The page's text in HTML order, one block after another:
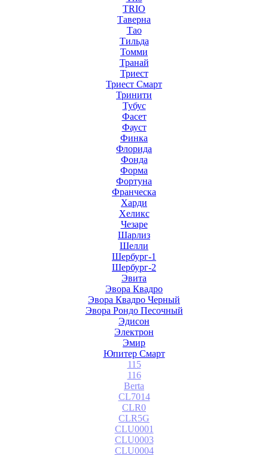
ТRIO
Таверна
Тао
Тильда
Томми
Транай
Триест
Триест Смарт
Тринити
Тубус
Фасет
Фауст
Финка
Флорида
Фонда
Форма
Фортуна
Франческа
Харди
Хеликс
Чезаре
Шарлиз
Шелли
Шербург-1
Шербург-2
Эвита
Эвора Квадро
Эвора Квадро Черный
Эвора Рондо Песочный
Эдисон
Электрон
Эмир
Юпитер Смарт
115
116
Berta
CL7014
CLR0
CLR5G
CLU0001
CLU0003
CLU0004